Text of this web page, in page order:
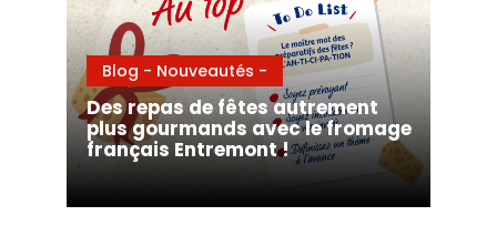
Blog - Nouveautés -
Des repas de fêtes autrement
plus gourmands avec le fromage
français Entremont !